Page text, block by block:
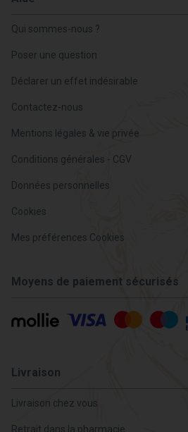
Qui sommes-nous ?
Poser une question
Déclarer un effet indésirable
Contactez-nous
Mentions légales & vie privée
Conditions générales - CGV
Données personnelles
Cookies
Mes préférences Cookies
Moyens de paiement sécurisés
Livraison
Livraison chez vous
Retrait dans la pharmacie